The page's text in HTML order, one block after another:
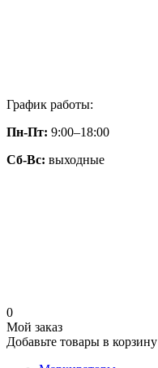
График работы:
Пн-Пт: 9:00–18:00
Сб-Вс: выходные
0
Мой заказ
Добавьте товары в корзину